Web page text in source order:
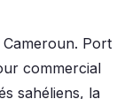
Port
commercial
sahéliens, la